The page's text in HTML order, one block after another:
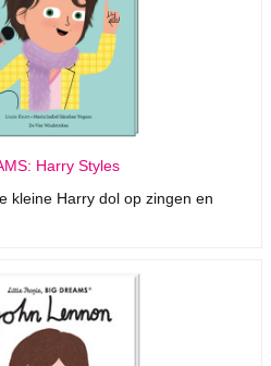
Harry Styles
kleine Harry dol op zingen en